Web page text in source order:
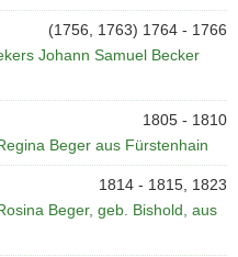
(1756, 1763) 1764 - 1766
Johann Samuel Becker
1805 - 1810
Beger aus Fürstenhain
1814 - 1815, 1823
Beger, geb. Bishold, aus